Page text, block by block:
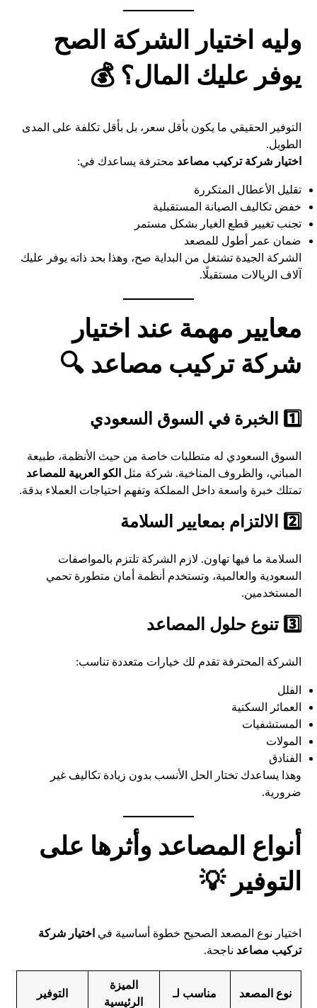
وليه اختيار الشركة الصح
يوفر عليك المال؟ 💰
التوفير الحقيقي ما يكون بأقل سعر، بل بأقل تكلفة على المدى
الطويل.
اختيار شركة تركيب مصاعد محترفة يساعدك في:
تقليل الأعطال المتكررة
خفض تكاليف الصيانة المستقبلية
تجنب تغيير قطع الغيار بشكل مستمر
ضمان عمر أطول للمصعد
الشركة الجيدة تشتغل من البداية صح، وهذا بحد ذاته يوفر عليك
آلاف الريالات مستقبلًا.
معايير مهمة عند اختيار
شركة تركيب مصاعد 🔍
1️⃣ الخبرة في السوق السعودي
السوق السعودي له متطلبات خاصة من حيث الأنظمة، طبيعة
المباني، والظروف المناخية. شركة مثل الكو العربية للمصاعد
تمتلك خبرة واسعة داخل المملكة وتفهم احتياجات العملاء بدقة.
2️⃣ الالتزام بمعايير السلامة
السلامة ما فيها تهاون. لازم الشركة تلتزم بالمواصفات
السعودية والعالمية، وتستخدم أنظمة أمان متطورة تحمي
المستخدمين.
3️⃣ تنوع حلول المصاعد
الشركة المحترفة تقدم لك خيارات متعددة تناسب:
الفلل
العمائر السكنية
المستشفيات
المولات
الفنادق
وهذا يساعدك تختار الحل الأنسب بدون زيادة تكاليف غير
ضرورية.
أنواع المصاعد وأثرها على
التوفير 💡
اختيار نوع المصعد الصحيح خطوة أساسية في اختيار شركة
تركيب مصاعد ناجحة.
نوع المصعد مناسب لـ
الميزة
الرئيسية
التوفير